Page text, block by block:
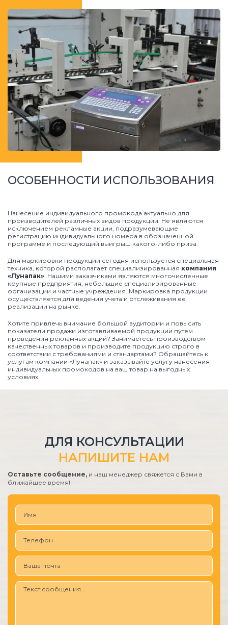
ОСОБЕННОСТИ ИСПОЛЬЗОВАНИЯ
Нанесение индивидуального промокода актуально для
производителей различных видов продукции. Не являются
исключением рекламные акции, подразумевающие
регистрацию индивидуального номера в обозначенной
программе и последующий выигрыш какого-либо приза.
Для маркировки продукции сегодня используется специальная
техника, которой располагает специализированная компания
«Лунапак» . Нашими заказчиками являются многочисленные
крупные предприятия, небольшие специализированные
организации и частные учреждения. Маркировка продукции
осуществляется для ведения учета и отслеживания ее
реализации на рынке.
Хотите привлечь внимание большой аудитории и повысить
показатели продажи изготавливаемой продукции путем
проведения рекламных акций? Занимаетесь производством
качественных товаров и производите продукцию строго в
соответствии с требованиями и стандартами? Обращайтесь к
услугам компании «Лунапак» и заказывайте услугу нанесения
индивидуальных промокодов на ваш товар на выгодных
условиях.
ДЛЯ КОНСУЛЬТАЦИИ
НАПИШИТЕ НАМ
Оставьте сообщение, и наш менеджер свяжется с Вами в
ближайшее время!